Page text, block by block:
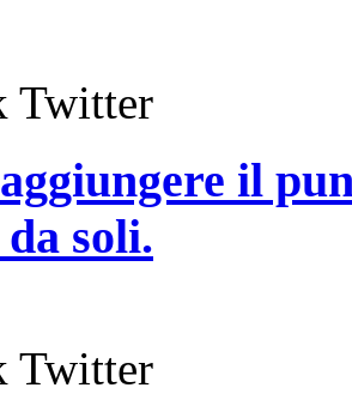
Twitter
il
soli.
Twitter